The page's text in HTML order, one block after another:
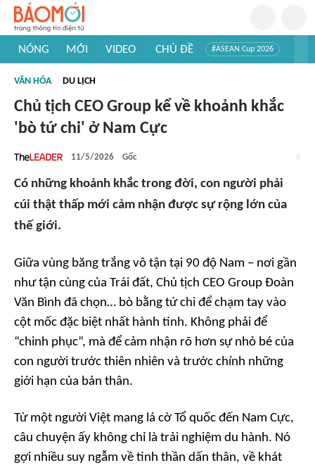
NÓNG MỚI VIDEO CHỦ ĐỀ #ASEAN Cup 2026
#Khám phá thế giới
VĂN HÓA DU LỊCH
Chủ tịch CEO Group kể về khoảnh khắc
'bò tứ chi' ở Nam Cực
11/5/2026 Gốc
Có những khoảnh khắc trong đời, con người phải
cúi thật thấp mới cảm nhận được sự rộng lớn của
thế giới.
Giữa vùng băng trắng vô tận tại 90 độ Nam – nơi gần
như tận cùng của Trái đất, Chủ tịch CEO Group Đoàn
Văn Bình đã chọn… bò bằng tứ chi để chạm tay vào
cột mốc đặc biệt nhất hành tinh. Không phải để
“chinh phục”, mà để cảm nhận rõ hơn sự nhỏ bé của
con người trước thiên nhiên và trước chính những
giới hạn của bản thân.
Từ một người Việt mang lá cờ Tổ quốc đến Nam Cực,
câu chuyện ấy không chỉ là trải nghiệm du hành. Nó
gợi nhiều suy ngẫm về tinh thần dấn thân, về khát